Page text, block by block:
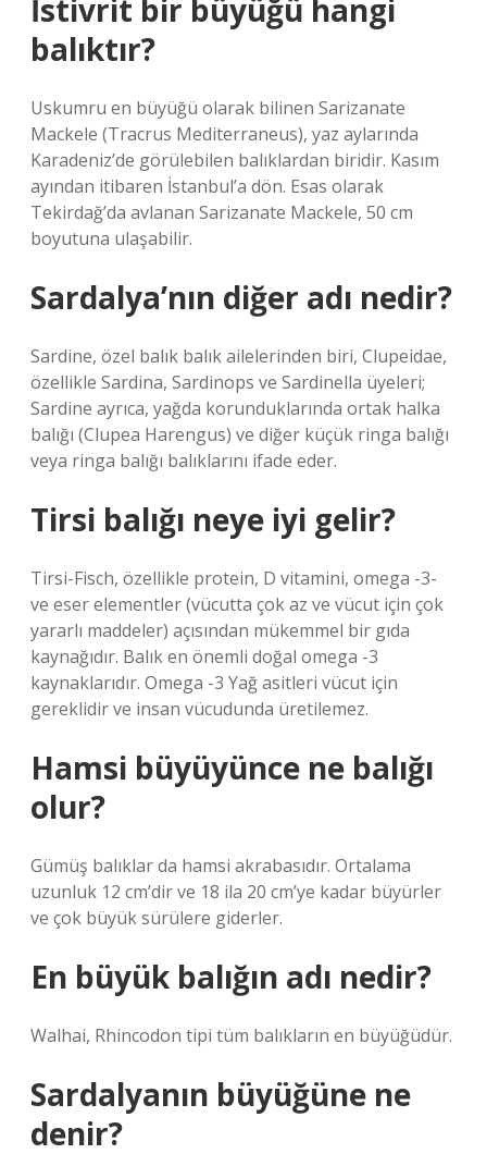
İstivrit bir büyüğü hangi
balıktır?
Uskumru en büyüğü olarak bilinen Sarizanate
Mackele (Tracrus Mediterraneus), yaz aylarında
Karadeniz’de görülebilen balıklardan biridir. Kasım
ayından itibaren İstanbul’a dön. Esas olarak
Tekirdağ’da avlanan Sarizanate Mackele, 50 cm
boyutuna ulaşabilir.
Sardalya’nın diğer adı nedir?
Sardine, özel balık balık ailelerinden biri, Clupeidae,
özellikle Sardina, Sardinops ve Sardinella üyeleri;
Sardine ayrıca, yağda korunduklarında ortak halka
balığı (Clupea Harengus) ve diğer küçük ringa balığı
veya ringa balığı balıklarını ifade eder.
Tirsi balığı neye iyi gelir?
Tirsi-Fisch, özellikle protein, D vitamini, omega -3-
ve eser elementler (vücutta çok az ve vücut için çok
yararlı maddeler) açısından mükemmel bir gıda
kaynağıdır. Balık en önemli doğal omega -3
kaynaklarıdır. Omega -3 Yağ asitleri vücut için
gereklidir ve insan vücudunda üretilemez.
Hamsi büyüyünce ne balığı
olur?
Gümüş balıklar da hamsi akrabasıdır. Ortalama
uzunluk 12 cm’dir ve 18 ila 20 cm’ye kadar büyürler
ve çok büyük sürülere giderler.
En büyük balığın adı nedir?
Walhai, Rhincodon tipi tüm balıkların en büyüğüdür.
Sardalyanın büyüğüne ne
denir?